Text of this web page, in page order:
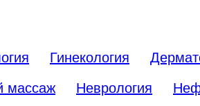
Гинекология
массаж Неврология